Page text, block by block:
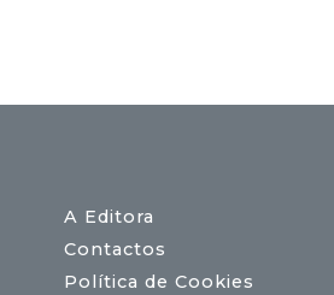
A Editora
Contactos
Política de Cookies